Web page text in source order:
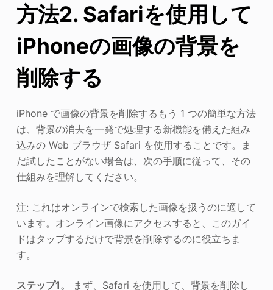
方法2. Safariを使用して
iPhoneの画像の背景を
削除する
iPhone で画像の背景を削除するもう 1 つの簡単な方法
は、背景の消去を一発で処理する新機能を備えた組み
込みの Web ブラウザ Safari を使用することです。ま
だ試したことがない場合は、次の手順に従って、その
仕組みを理解してください。
注: これはオンラインで検索した画像を扱うのに適して
います。オンライン画像にアクセスすると、このガイ
ドはタップするだけで背景を削除するのに役立ちま
す。
ステップ1。
まず、Safari を使用して、背景を削除し